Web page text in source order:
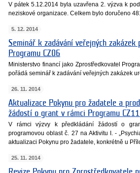
V pátek 5.12.2014 byla uzavřena 2. výzva k
neziskové organizace. Celkem bylo doručeno
5. 12. 2014
Seminář k zadávání veřejných
Programu CZ06
Ministerstvo financí jako Zprostředkovatel
pořádá seminář k zadávání veřejných zakázek
26. 11. 2014
Aktualizace Pokynu pro žadatele a
žádostí o grant v rámci Programu
V rámci výzvy k předkládání žádostí o
programovou oblast č. 27 na Aktivitu I. -
aktualizaci Pokynu pro žadatele, konkrétně u
25. 11. 2014